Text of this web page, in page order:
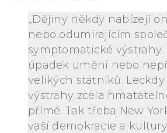
„Dějiny někdy nabízejí
nebo odumírajícím
symptomatické
úpadek umění nebo
velikých státníků.
výstrahy zcela
přímé. Tak třeba New
vaší demokracie a